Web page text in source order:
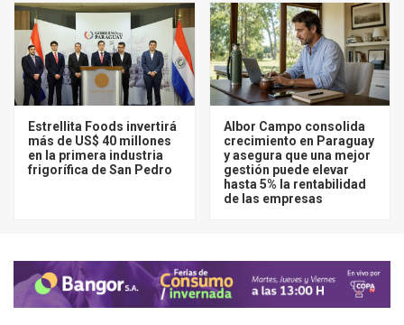
Estrellita Foods invertirá
más de US$ 40 millones
en la primera industria
frigorífica de San Pedro
Albor Campo consolida
crecimiento en Paraguay
y asegura que una mejor
gestión puede elevar
hasta 5% la rentabilidad
de las empresas